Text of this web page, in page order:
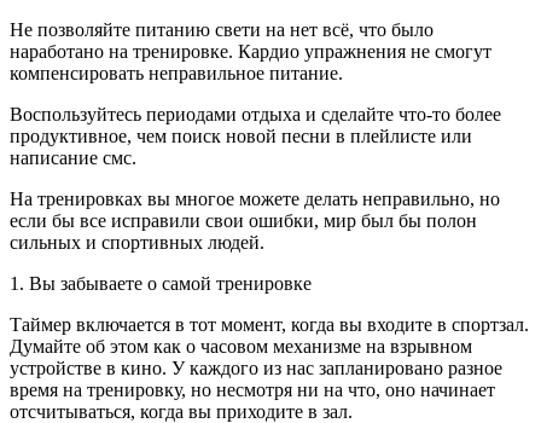
Не позволяйте питанию свети на нет всё, что было
наработано на тренировке. Кардио упражнения не смогут
компенсировать неправильное питание.
Воспользуйтесь периодами отдыха и сделайте что-то более
продуктивное, чем поиск новой песни в плейлисте или
написание смс.
На тренировках вы многое можете делать неправильно, но
если бы все исправили свои ошибки, мир был бы полон
сильных и спортивных людей.
1. Вы забываете о самой тренировке
Таймер включается в тот момент, когда вы входите в спортзал.
Думайте об этом как о часовом механизме на взрывном
устройстве в кино. У каждого из нас запланировано разное
время на тренировку, но несмотря ни на что, оно начинает
отсчитываться, когда вы приходите в зал.